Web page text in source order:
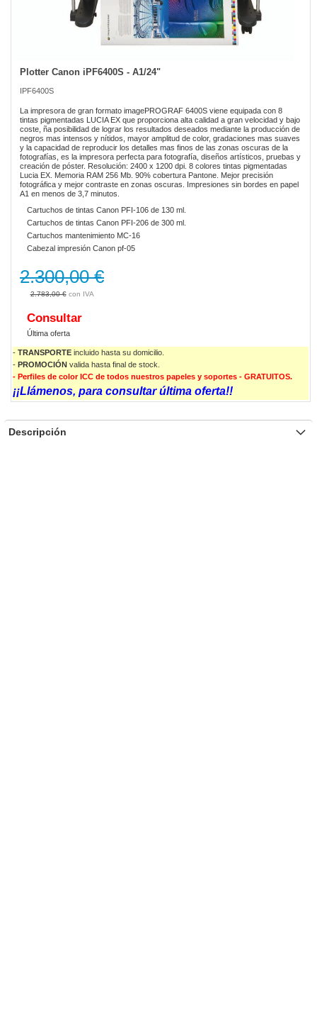
Plotter Canon iPF6400S - A1/24"
IPF6400S
La impresora de gran formato imagePROGRAF 6400S viene equipada con 8
tintas pigmentadas LUCIA EX que proporciona alta calidad a gran velocidad y bajo
coste, ña posibilidad de lograr los resultados deseados mediante la producción de
negros mas intensos y nítidos, mayor amplitud de color, gradaciones mas suaves
y la capacidad de reproducir los detalles mas finos de las zonas oscuras de la
fotografías, es la impresora perfecta para fotografía, diseños artísticos, pruebas y
creación de póster. Resolución: 2400 x 1200 dpi. 8 colores tintas pigmentadas
Lucia EX. Memoria RAM 256 Mb. 90% cobertura Pantone. Mejor precisión
fotográfica y mejor contraste en zonas oscuras. Impresiones sin bordes en papel
A1 en menos de 3,7 minutos.
Cartuchos de tintas Canon PFI-106 de 130 ml.
Cartuchos de tintas Canon PFI-206 de 300 ml.
Cartuchos mantenimiento MC-16
Cabezal impresión Canon pf-05
2.783,00 €
2.300,00 €
Consultar
Última oferta
Skip
the
beginning
the
images
gallery
- TRANSPORTE incluido hasta su domicilio.
- PROMOCIÓN valida hasta final de stock.
- Perfiles de color ICC de todos nuestros papeles y soportes - GRATUITOS.
¡¡Llámenos, para consultar última oferta!!
Descripción